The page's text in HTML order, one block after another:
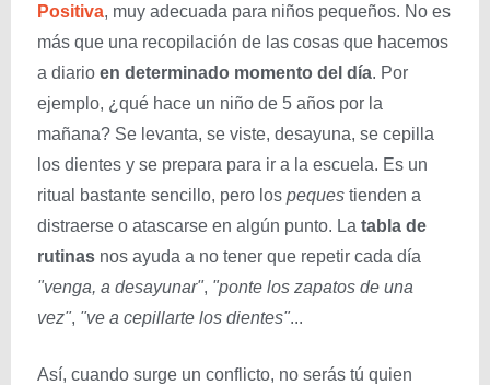
Positiva, muy adecuada para niños pequeños. No es
más que una recopilación de las cosas que hacemos
a diario en determinado momento del día. Por
ejemplo, ¿qué hace un niño de 5 años por la
mañana? Se levanta, se viste, desayuna, se cepilla
los dientes y se prepara para ir a la escuela. Es un
ritual bastante sencillo, pero los peques tienden a
distraerse o atascarse en algún punto. La tabla de
rutinas nos ayuda a no tener que repetir cada día
"venga, a desayunar", "ponte los zapatos de una
vez", "ve a cepillarte los dientes"...
Así, cuando surge un conflicto, no serás tú quien